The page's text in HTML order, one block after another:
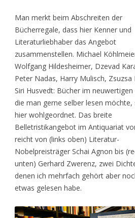
Man merkt beim Abschreiten der
Bücherregale, dass hier Kenner und
Literaturliebhaber das Angebot
zusammenstellen. Michael
Wolfgang Hildesheimer, Dzevad
Peter Nadas, Harry Mulisch, Zsuzsa
Siri Husvedt: Bücher im neuwertigen
die man gerne selber lesen möchte,
hier wohlgeordnet. Das breite
Belletristikangebot im Antiquariat
reicht von (links oben) Literatur-
Nobelpreisträger Schai Agnon bis
unten) Gerhard Zwerenz, zwei
denen ich mehrfach gehört aber
etwas gelesen habe.